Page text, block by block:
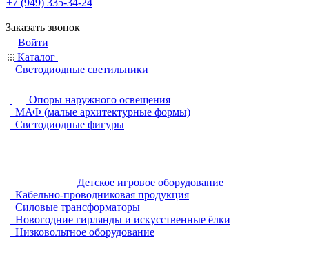
+7 (949) 335-34-24
Заказать звонок
Войти
Каталог
Светодиодные светильники
Опоры наружного освещения
МАФ (малые архитектурные формы)
Светодиодные фигуры
Детское игровое оборудование
Кабельно-проводниковая продукция
Силовые трансформаторы
Новогодние гирлянды и искусственные ёлки
Низковольтное оборудование